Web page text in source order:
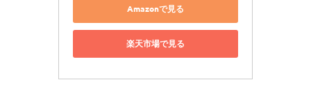
Amazonで見る
楽天市場で見る